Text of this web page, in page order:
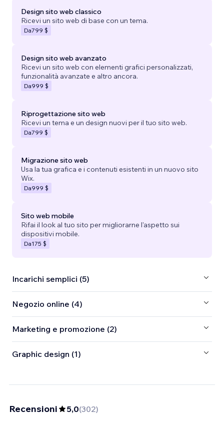
Design sito web classico
Ricevi un sito web di base con un tema.
Da799 $
Design sito web avanzato
Ricevi un sito web con elementi grafici personalizzati,
funzionalità avanzate e altro ancora.
Da999 $
Riprogettazione sito web
Ricevi un tema e un design nuovi per il tuo sito web.
Da799 $
Migrazione sito web
Usa la tua grafica e i contenuti esistenti in un nuovo sito
Wix.
Da999 $
Sito web mobile
Rifai il look al tuo sito per migliorarne l'aspetto sui
dispositivi mobile.
Da175 $
Incarichi semplici (5)
Negozio online (4)
Marketing e promozione (2)
Graphic design (1)
Recensioni 5,0(302)